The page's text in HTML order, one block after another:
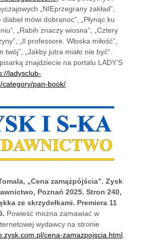
„NIEprzegrany zakład”,
diabeł mówi dobranoc”, „Płynąc ku
„Rabih znaczy wiosna”, „Cztery
„Il professore. Włoska miłość”,
twój”, „Jakby jutra miało nie być”.
znajdziecie na portalu LADY’S
ladysclub-
category/pan-book/
„Cena zamążpójścia”. Zysk
Poznań 2025. Stron 240,
ze skrzydełkami. Premiera 11
Powieść można zamawiać w
wydawcy na stronie
cena-zamazpojscia.html.